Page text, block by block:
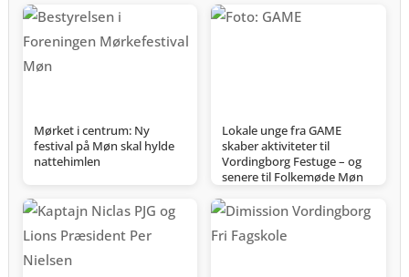
Mørket i centrum: Ny
festival på Møn skal hylde
nattehimlen
Lokale unge fra GAME
skaber aktiviteter til
Vordingborg Festuge – og
senere til Folkemøde Møn